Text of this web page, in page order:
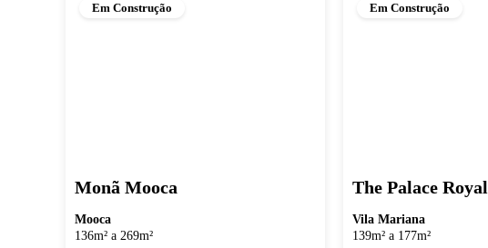
Em Construção
Monã Mooca
Mooca
136m² a 269m²
Em Construção
The Palace Royal
Vila Mariana
139m² a 177m²